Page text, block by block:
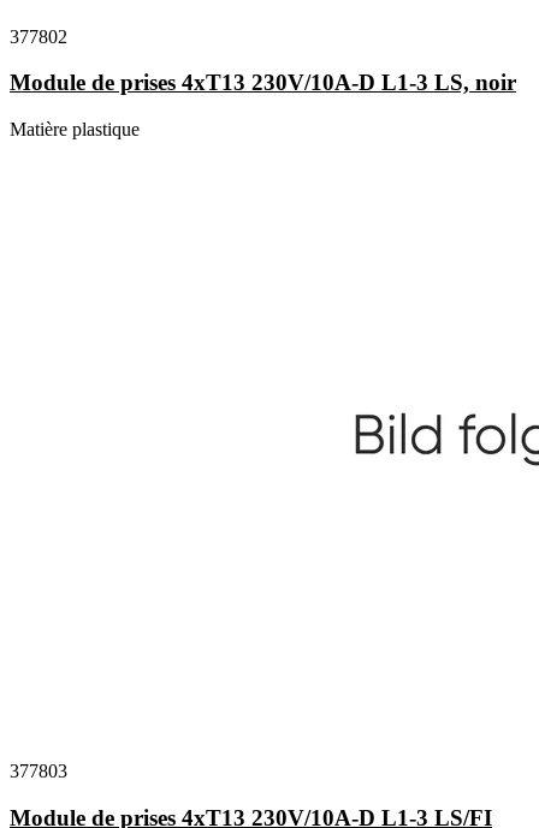
377802
Module de prises 4xT13 230V/10A-D L1-3 LS, noir
Matière plastique
377803
Module de prises 4xT13 230V/10A-D L1-3 LS/FI